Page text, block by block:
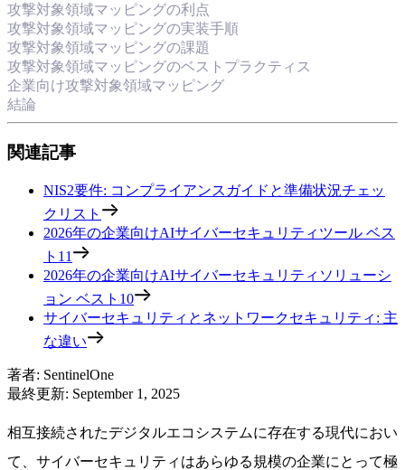
攻撃対象領域マッピングの利点
攻撃対象領域マッピングの実装手順
攻撃対象領域マッピングの課題
攻撃対象領域マッピングのベストプラクティス
企業向け攻撃対象領域マッピング
結論
関連記事
NIS2要件: コンプライアンスガイドと準備状況チェッ
クリスト
2026年の企業向けAIサイバーセキュリティツール ベス
ト11
2026年の企業向けAIサイバーセキュリティソリューシ
ョン ベスト10
サイバーセキュリティとネットワークセキュリティ: 主
な違い
著者: SentinelOne
最終更新: September 1, 2025
相互接続されたデジタルエコシステムに存在する現代におい
て、サイバーセキュリティはあらゆる規模の企業にとって極